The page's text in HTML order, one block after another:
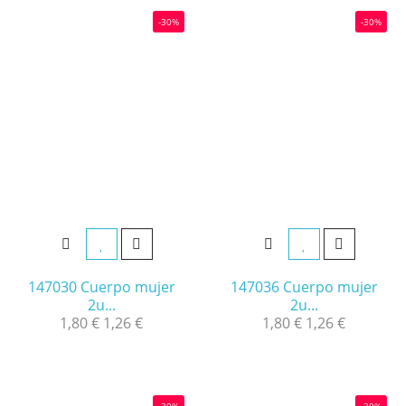
-30%
147030 Cuerpo mujer
2u...
1,80 € 1,26 €
-30%
147036 Cuerpo mujer
2u...
1,80 € 1,26 €